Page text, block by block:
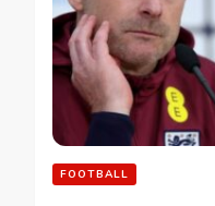
FOOTBALL